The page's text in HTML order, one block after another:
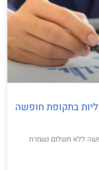
בתקופת חופשה
ללא תשלום נשמרת